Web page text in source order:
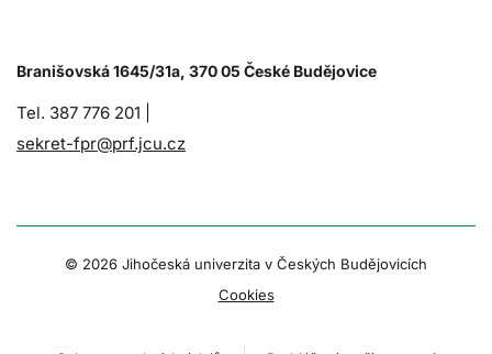
Branišovská 1645/31a, 370 05 České Budějovice
Tel. 387 776 201 |
sekret-fpr@prf.jcu.cz
© 2026 Jihočeská univerzita v Českých Budějovicích
Cookies